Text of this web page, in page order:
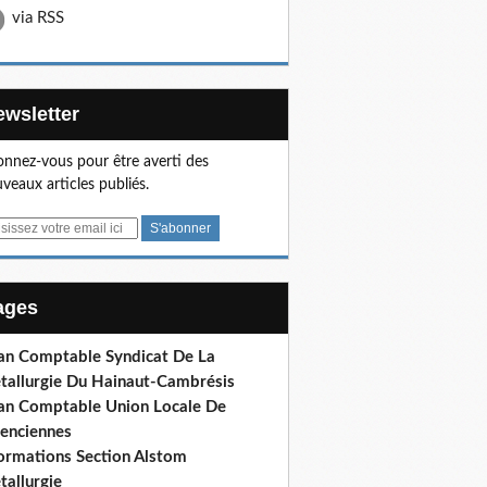
via RSS
vous pour être averti des
articles publiés.
Comptable Syndicat De La
Du Hainaut-Cambrésis
Comptable Union Locale De
Section Alstom